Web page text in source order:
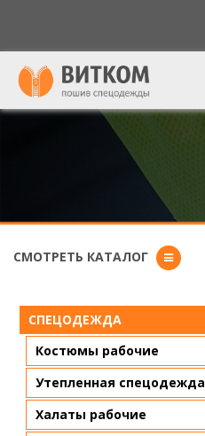
СМОТРЕТЬ КАТАЛОГ
СПЕЦОДЕЖДА
Костюмы рабочие
Утепленная спецодежда
Халаты рабочие